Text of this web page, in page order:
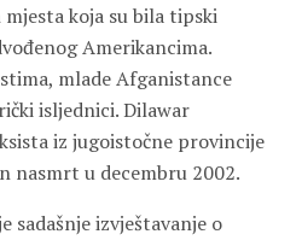
koja su bila tipski
Amerikancima.
mlade Afganistance
isljednici. Dilawar
iz jugoistočne provincije
nasmrt u decembru 2002.
sadašnje izvještavanje o